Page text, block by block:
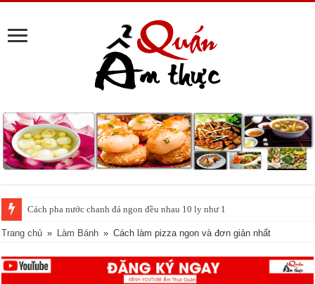
Cách pha nước chanh đá ngon đều nhau 10 ly như 1
Tin vui cho những người ghiền cà phê: Uống mỗi ngày giúp sống lâu hơn,
Trang chủ » Làm Bánh » Cách làm pizza ngon và đơn giản nhất